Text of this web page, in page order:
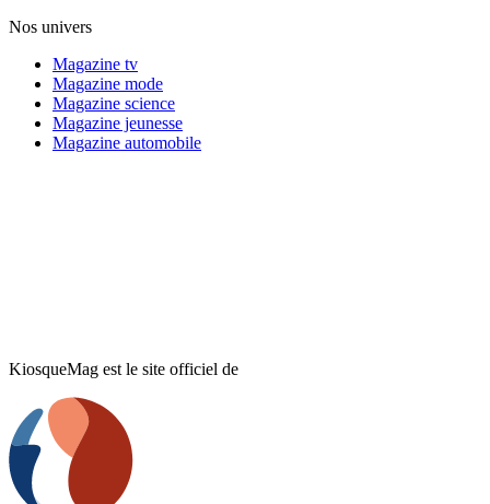
Nos univers
Magazine tv
Magazine mode
Magazine science
Magazine jeunesse
Magazine automobile
KiosqueMag est le site officiel de